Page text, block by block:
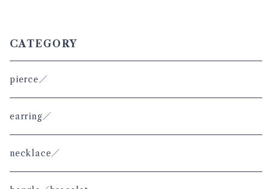
CATEGORY
pierce／
earring／
necklace／